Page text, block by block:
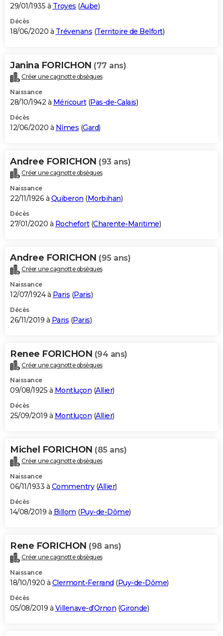
29/01/1935 à Troyes (Aube)
Décès
18/06/2020 à Trévenans (Territoire de Belfort)
Janina FORICHON (77 ans)
Créer une cagnotte obsèques
Naissance
28/10/1942 à Méricourt(Pas-de-Calais)
Décès
12/06/2020 à Nîmes (Gard)
Andree FORICHON (93 ans)
Créer une cagnotte obsèques
Naissance
22/11/1926 à Quiberon (Morbihan)
Décès
27/01/2020 à Rochefort(Charente-Maritime)
Andree FORICHON (95 ans)
Créer une cagnotte obsèques
Naissance
12/07/1924 à Paris (Paris)
Décès
26/11/2019 à Paris (Paris)
Renee FORICHON (94 ans)
Créer une cagnotte obsèques
Naissance
09/08/1925 à Montluçon (Allier)
Décès
25/09/2019 à Montluçon (Allier)
Michel FORICHON (85 ans)
Créer une cagnotte obsèques
Naissance
06/11/1933 à Commentry(Allier)
Décès
14/08/2019 à Billom (Puy-de-Dôme)
Rene FORICHON (98 ans)
Créer une cagnotte obsèques
Naissance
18/10/1920 à Clermont-Ferrand (Puy-de-Dôme)
Décès
05/08/2019 à Villenave-d'Ornon (Gironde)